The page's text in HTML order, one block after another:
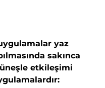
yaz
sakınca
etkileşimi